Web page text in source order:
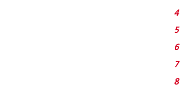
4
5
6
7
8